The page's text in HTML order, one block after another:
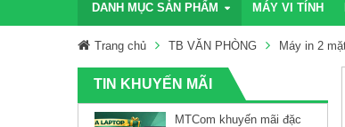
DANH MỤC SẢN PHẨM MÁY VI TÍNH
Trang chủ TB VĂN PHÒNG Máy in 2
TIN KHUYẾN MÃI
MTCom khuyến mãi đặc